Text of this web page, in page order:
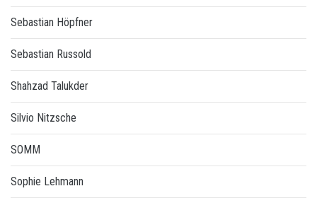
Sebastian Höpfner
Sebastian Russold
Shahzad Talukder
Silvio Nitzsche
SOMM
Sophie Lehmann